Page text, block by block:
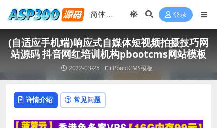
登录
(自适应手机端)响应式自媒体短视频拍摄技巧网
站源码 抖音网红培训机构pbootcms网站模板
2022-03-25 PbootCMS模板
详情介绍 常见问题